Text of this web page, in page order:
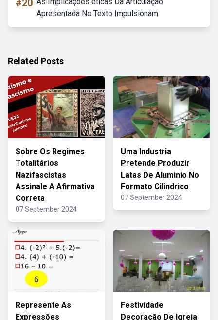
#20
Apresentada No Texto Impulsionam
Related Posts
Sobre Os Regimes
Totalitários
Nazifascistas
Assinale A Afirmativa
Correta
07 September 2024
Uma Industria
Pretende Produzir
Latas De Aluminio No
Formato Cilindrico
07 September 2024
Represente As
Expressões
Festividade
Decoração De Igreja